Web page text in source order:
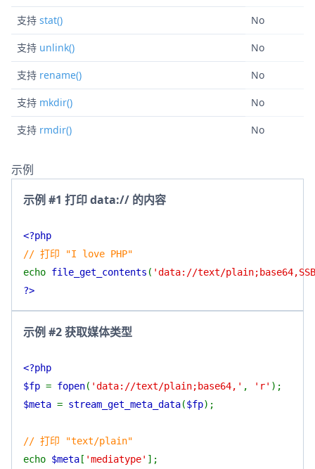
支持 stat() No
支持 unlink() No
支持 rename() No
支持 mkdir() No
支持 rmdir() No
示例
示例 #1 打印 data:// 的内容
<?php
// 打印 "I love PHP"
echo file_get_contents ( 'data://text/
?>
示例 #2 获取媒体类型
<?php
$fp = fopen( 'data://text/plain;base64,' , 'r' );
$meta = stream_get_meta_data($fp);
// 打印 "text/plain"
echo $meta [ 'mediatype' ];